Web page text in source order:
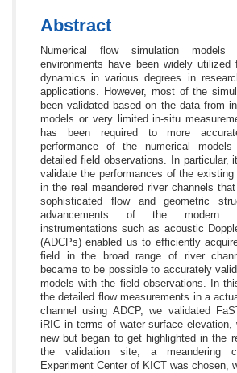
Abstract
Numerical flow simulation
environments have been widely utilized
dynamics in various degrees in
applications. However, most of the
been validated based on the data from
models or very limited in-situ
has been required to more
performance of the numerical
detailed field observations. In particular,
validate the performances of the existing
in the real meandered river channels
sophisticated flow and geometric
advancements of the modern
instrumentations such as acoustic
(ADCPs) enabled us to efficiently
field in the broad range of river
became to be possible to accurately
models with the field observations. In
the detailed flow measurements in a
channel using ADCP, we validated
iRIC in terms of water surface elevation,
new but began to get highlighted in the
the validation site, a meandering
Experiment Center of KICT was chosen,